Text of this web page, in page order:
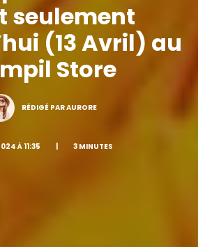
seulement
(13 Avril) au
Store
RÉDIGÉ PAR AURORE
À 11:35 | 3 MINUTES